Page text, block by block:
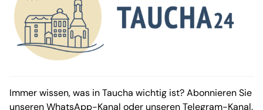
Immer wissen, was in Taucha wichtig ist? Abonnieren Sie
unserenWhatsApp-Kanal oder unserenTelegram-Kanal.